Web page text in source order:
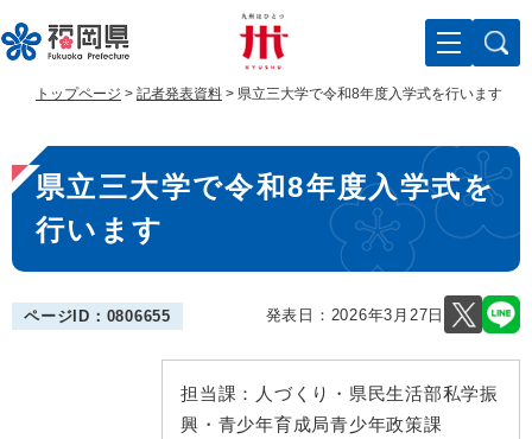
ー
ジ
で
す
ニ
ュ
ば
し
文
トップページ > 記者発表資料 > 県立三大学で令和8年度入学式を行います
本
文
県立三大学で令和8年度入学式を
行います
ページID：0806655 発表日： 2026年3月27日
担当課： 人づくり・県民生活部私学振
興・青少年育成局青少年政策課